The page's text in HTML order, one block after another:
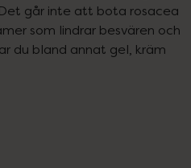
går inte att bota rosacea
som lindrar besvären och
du bland annat gel, kräm